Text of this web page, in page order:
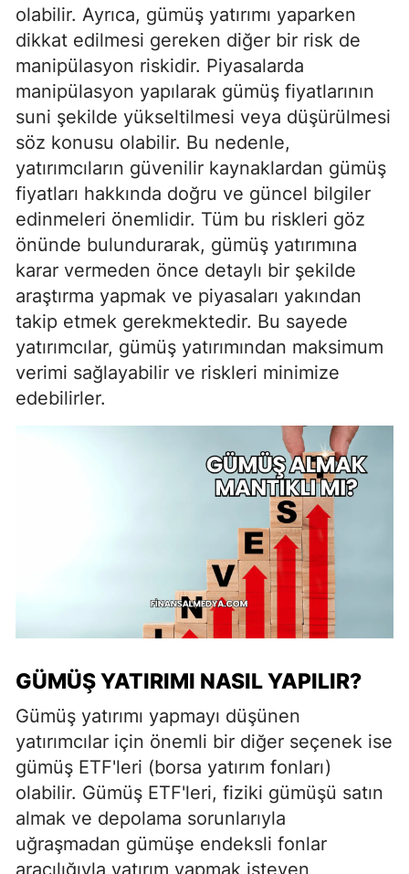
olabilir. Ayrıca, gümüş yatırımı yaparken
dikkat edilmesi gereken diğer bir risk de
manipülasyon riskidir. Piyasalarda
manipülasyon yapılarak gümüş fiyatlarının
suni şekilde yükseltilmesi veya düşürülmesi
söz konusu olabilir. Bu nedenle,
yatırımcıların güvenilir kaynaklardan gümüş
fiyatları hakkında doğru ve güncel bilgiler
edinmeleri önemlidir. Tüm bu riskleri göz
önünde bulundurarak, gümüş yatırımına
karar vermeden önce detaylı bir şekilde
araştırma yapmak ve piyasaları yakından
takip etmek gerekmektedir. Bu sayede
yatırımcılar, gümüş yatırımından maksimum
verimi sağlayabilir ve riskleri minimize
edebilirler.
GÜMÜŞ YATIRIMI NASIL YAPILIR?
Gümüş yatırımı yapmayı düşünen
yatırımcılar için önemli bir diğer seçenek ise
gümüş ETF'leri (borsa yatırım fonları)
olabilir. Gümüş ETF'leri, fiziki gümüşü satın
almak ve depolama sorunlarıyla
uğraşmadan gümüşe endeksli fonlar
aracılığıyla yatırım yapmak isteyen